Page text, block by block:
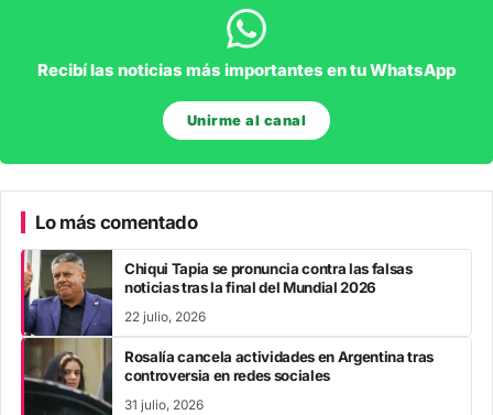
Recibí las noticias más importantes en tu WhatsApp
Unirme al canal
Lo más comentado
Chiqui Tapia se pronuncia contra las falsas
noticias tras la final del Mundial 2026
22 julio, 2026
Rosalía cancela actividades en Argentina tras
controversia en redes sociales
31 julio, 2026